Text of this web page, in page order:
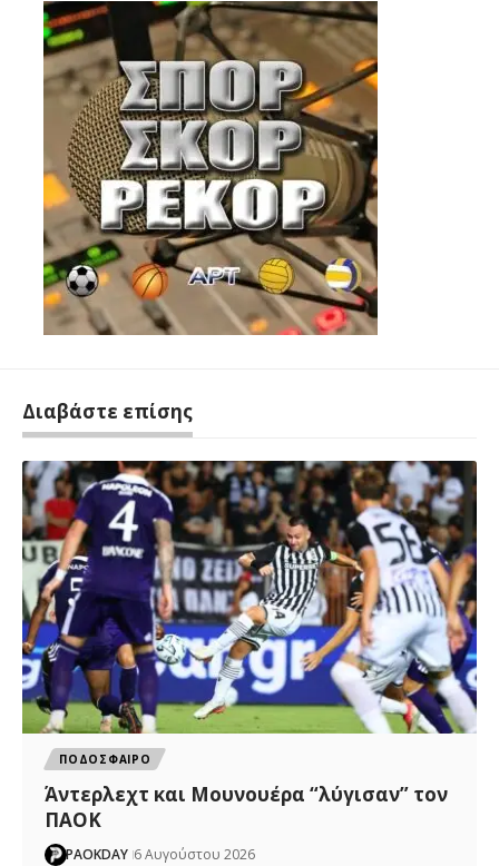
Διαβάστε επίσης
ΠΟΔΟΣΦΑΙΡΟ
Άντερλεχτ και Μουνουέρα “λύγισαν” τον
ΠΑΟΚ
PAOKDAY 6 Αυγούστου 2026